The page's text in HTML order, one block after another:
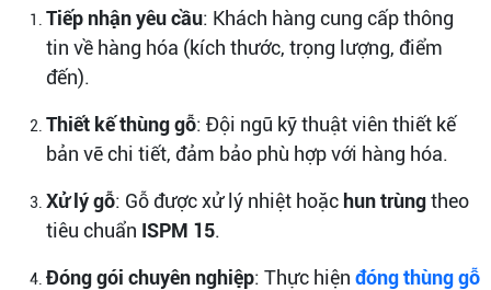
Tiếp nhận yêu cầu: Khách hàng cung cấp thông
tin về hàng hóa (kích thước, trọng lượng, điểm
đến).
Thiết kế thùng gỗ: Đội ngũ kỹ thuật viên thiết kế
bản vẽ chi tiết, đảm bảo phù hợp với hàng hóa.
Xử lý gỗ: Gỗ được xử lý nhiệt hoặc hun trùngtheo
tiêu chuẩn ISPM 15.
Đóng gói chuyên nghiệp: Thực hiện đóng thùng gỗ